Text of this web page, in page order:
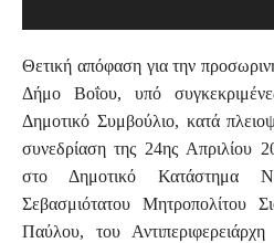
Θετική απόφαση για την
Δήμο Βοΐου, υπό
Δημοτικό Συμβούλιο, κατά
συνεδρίαση της 24ης Απριλίου
στο Δημοτικό Κατάστημα
Σεβασμιότατου Μητροπολίτου
Παύλου, του